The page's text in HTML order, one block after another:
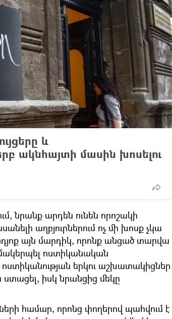
և
ակնհայտի մասին խոսելու
նրանք արդեն ունեն որոշակի
աղբյուրներում ոչ մի խոսք չկա
այն մարդիկ, որոնք անցած տարվա
ոստիկանական
ոստիկանության երկու աշխատակիցներ
իսկ նրանցից մեկը
համար, որոնց փողերով պահվում է